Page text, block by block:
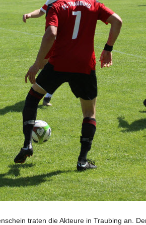
traten die Akteure in Traubing an.